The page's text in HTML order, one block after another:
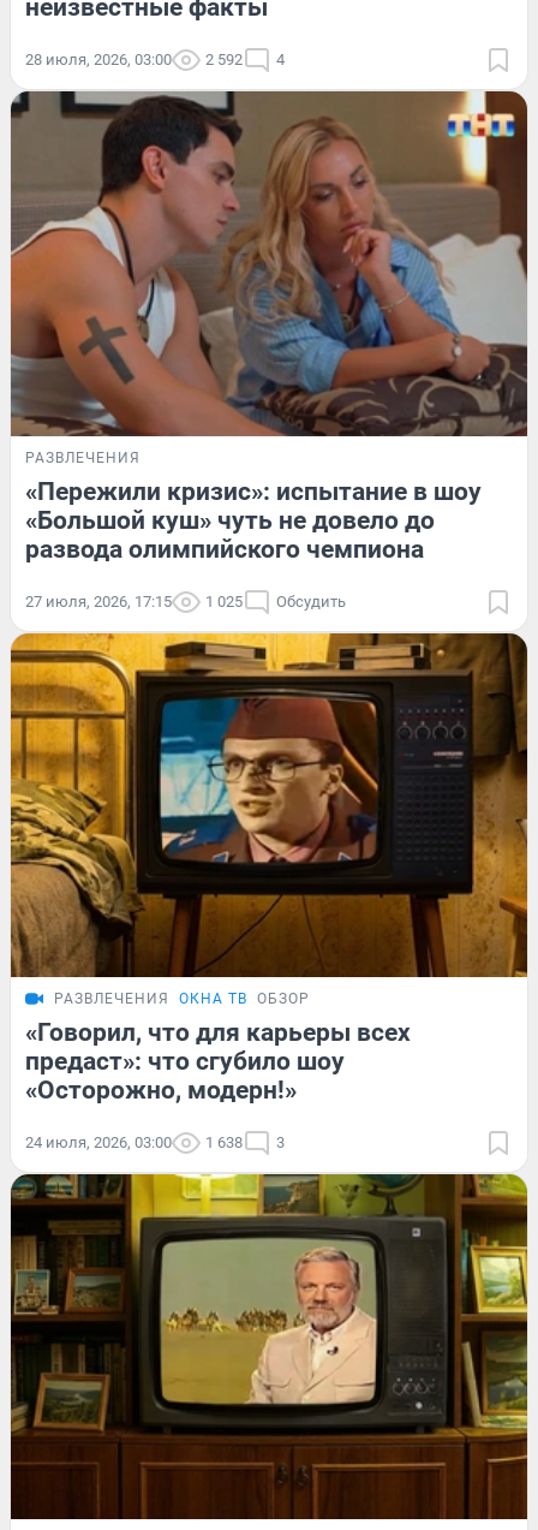
неизвестные факты
28 июля, 2026, 03:00 2 592 4
РАЗВЛЕЧЕНИЯ
«Пережили кризис»: испытание в шоу
«Большой куш» чуть не довело до
развода олимпийского чемпиона
27 июля, 2026, 17:15 1 025 Обсудить
РАЗВЛЕЧЕНИЯ ОКНА ТВ ОБЗОР
«Говорил, что для карьеры всех
предаст»: что сгубило шоу
«Осторожно, модерн!»
24 июля, 2026, 03:00 1 638 3